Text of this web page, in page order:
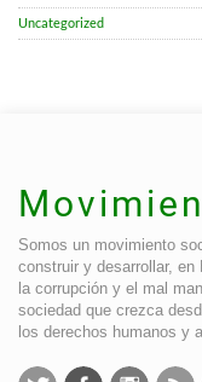
Uncategorized
Somos un movimiento
construir y desarrollar, en
la corrupción y el mal
sociedad que crezca
los derechos humanos y